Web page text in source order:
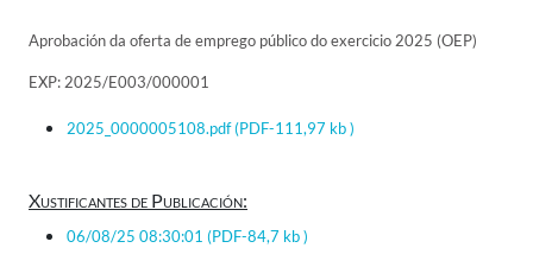
Aprobación da oferta de emprego público do exercicio 2025 (OEP)
EXP: 2025/E003/000001
2025_0000005108.pdf(PDF-111,97 kb )
Xustificantes de Publicación:
06/08/25 08:30:01 (PDF-84,7 kb )